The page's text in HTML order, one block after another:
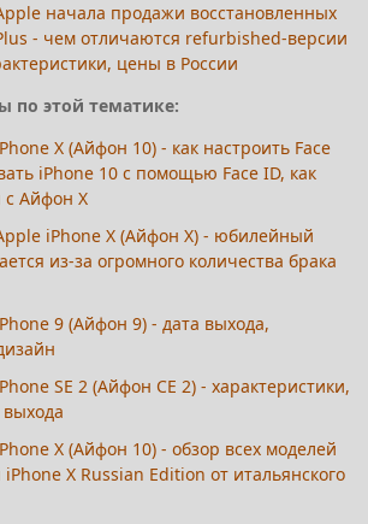
начала продажи восстановленных
- чем отличаются refurbished-версии
цены в России
по этой тематике:
X (Айфон 10) - как настроить Face
iPhone 10 с помощью Face ID, как
с Айфон Х
iPhone X (Айфон Х) - юбилейный
из-за огромного количества брака
9 (Айфон 9) - дата выхода,
SE 2 (Айфон СЕ 2) - характеристики,
X (Айфон 10) - обзор всех моделей
X Russian Edition от итальянского